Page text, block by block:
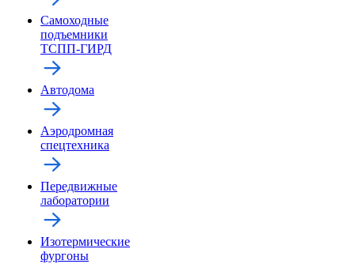
Самоходные
подъемники
ТСПП-ГИРД
Автодома
Аэродромная
спецтехника
Передвижные
лаборатории
Изотермические
фургоны